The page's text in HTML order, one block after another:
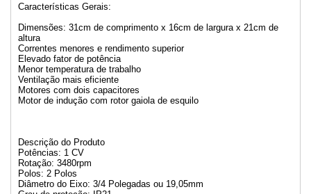
Características Gerais:
Dimensões: 31cm de comprimento x 16cm de largura x 21cm de
altura
Correntes menores e rendimento superior
Elevado fator de potência
Menor temperatura de trabalho
Ventilação mais eficiente
Motores com dois capacitores
Motor de indução com rotor gaiola de esquilo
Descrição do Produto
Potências: 1 CV
Rotação: 3480rpm
Polos: 2 Polos
Diâmetro do Eixo: 3/4 Polegadas ou 19,05mm